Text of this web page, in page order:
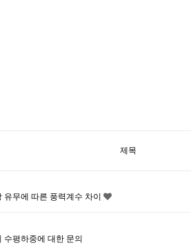
제목
무에 따른 풍력계수 차이
수평하중에 대한 문의